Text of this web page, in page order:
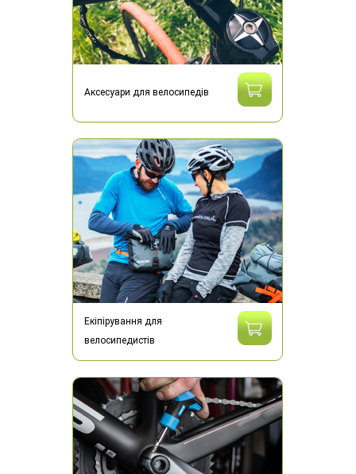
Аксесуари для велосипедів
Екіпірування для
велосипедистів